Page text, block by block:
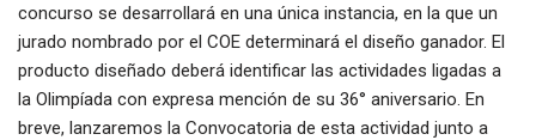
concurso se desarrollará en una única instancia, en la que un
jurado nombrado por el COE determinará el diseño ganador. El
producto diseñado deberá identificar las actividades ligadas a
la Olimpíada con expresa mención de su 36° aniversario. En
breve, lanzaremos la Convocatoria de esta actividad junto a